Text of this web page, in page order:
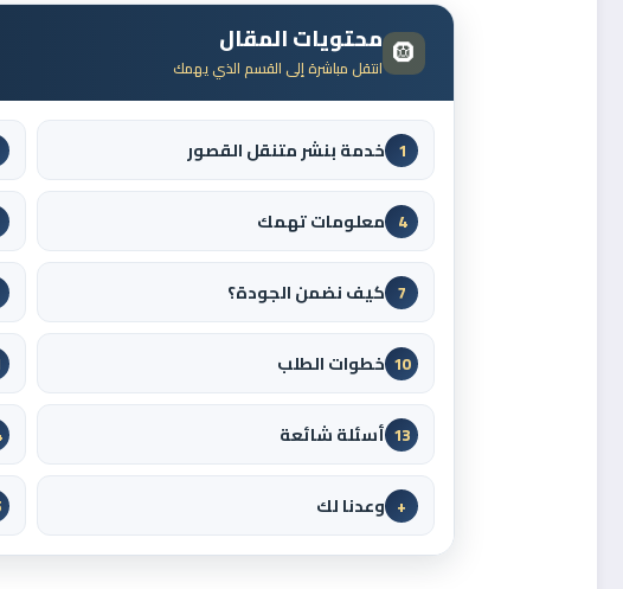
🛞 محتويات المقال
انتقل مباشرة إلى القسم الذي يهمك
1 خدمة بنشر متنقل القصور
4 معلومات تهمك
7 كيف نضمن الجودة؟
10 خطوات الطلب
13 أسئلة شائعة
+ وعدنا لك